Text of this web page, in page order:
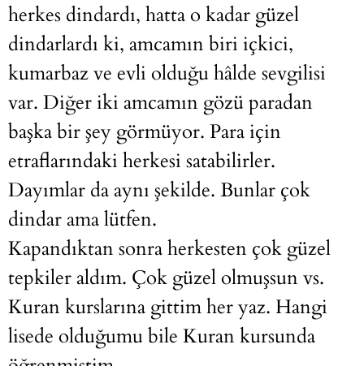
herkes dindardı, hatta o kadar güzel
dindarlardı ki, amcamın biri içkici,
kumarbaz ve evli olduğu hâlde sevgilisi
var. Diğer iki amcamın gözü paradan
başka bir şey görmüyor. Para için
etraflarındaki herkesi satabilirler.
Dayımlar da aynı şekilde. Bunlar çok
dindar ama lütfen.
Kapandıktan sonra herkesten çok güzel
tepkiler aldım. Çok güzel olmuşsun vs.
Kuran kurslarına gittim her yaz. Hangi
lisede olduğumu bile Kuran kursunda